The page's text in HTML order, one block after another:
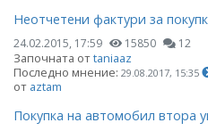
Неотчетени фактури за
24.02.2015, 17:59 15850 12
Започната отtaniaaz
Последно мнение: 29.08.2017, 15:35
от aztam
Покупка на автомобил втора